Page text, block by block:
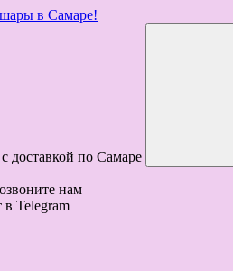
доставкой по Самаре
нам
в Telegram